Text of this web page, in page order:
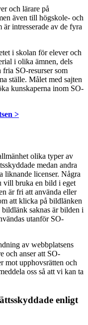
och lärare på
även till högskole- och
är intresserade av de fyra
i skolan för elever och
i olika ämnen, dels
fria SO-resurser som
ställe. Målet med sajten
kunskaperna inom SO-
>
olika typer av
medan andra
liknande licenser. Några
vill bruka en bild i eget
är fri att använda eller
att klicka på bildlänken
saknas är bilden i
utanför SO-
av webbplatsens
och anser att SO-
mot upphovsrätten och
oss så att vi kan ta
enligt